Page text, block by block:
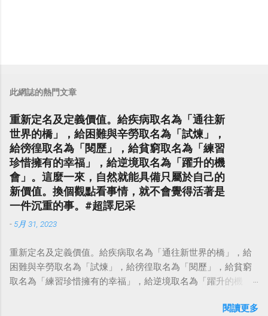
此網誌的熱門文章
重新定名及定義價值。給疾病取名為「通往新
世界的橋」，給困難與辛勞取名為「試煉」，
給徬徨取名為「閱歷」，給貧窮取名為「練習
珍惜擁有的幸福」，給逆境取名為「躍升的機
會」。這麼一來，自然就能具備只屬於自己的
新價值。換個觀點看事情，就不會覺得活著是
一件沉重的事。#超譯尼采
- 5月 31, 2023
重新定名及定義價值。給疾病取名為「通往新世界的橋」，給
困難與辛勞取名為「試煉」，給徬徨取名為「閱歷」，給貧窮
取名為「練習珍惜擁有的幸福」，給逆境取名為「躍升的機
點看事情，就不會覺得活著是一件沉重的事。#超譯尼采 — 中
閱讀更多